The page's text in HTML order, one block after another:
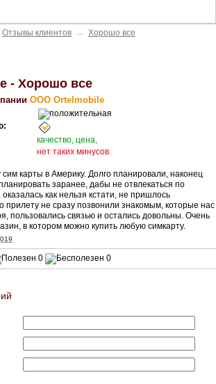
Отзывы клиентов → Хорошо все
- Хорошо все
ООО Ortelmobile
качество, цена,
нет таких минусов
сим карты в Америку. Долго планировали, наконец
заранее, дабы не отвлекаться по
как нельзя кстати, не пришлось
прилету не сразу позвонили знакомым, которые нас
пользовались связью и остались довольны. Очень
в котором можно купить любую симкарту.
0 0